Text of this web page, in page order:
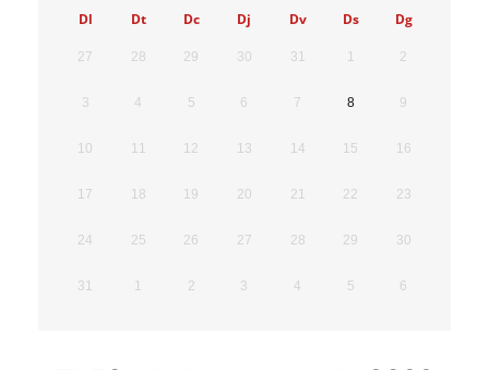
Dl Dt Dc Dj Dv Ds Dg
27 28 29 30 31 1 2
3 4 5 6 7 8 9
10 11 12 13 14 15 16
17 18 19 20 21 22 23
24 25 26 27 28 29 30
31 1 2 3 4 5 6